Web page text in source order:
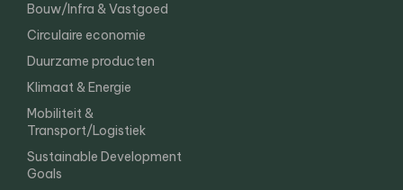
Bouw/Infra & Vastgoed
Circulaire economie
Duurzame producten
Klimaat & Energie
Mobiliteit &
Transport/Logistiek
Sustainable Development
Goals